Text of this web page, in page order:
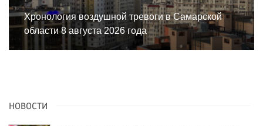
Хронология воздушной тревоги в Самарской
области 8 августа 2026 года
НОВОСТИ